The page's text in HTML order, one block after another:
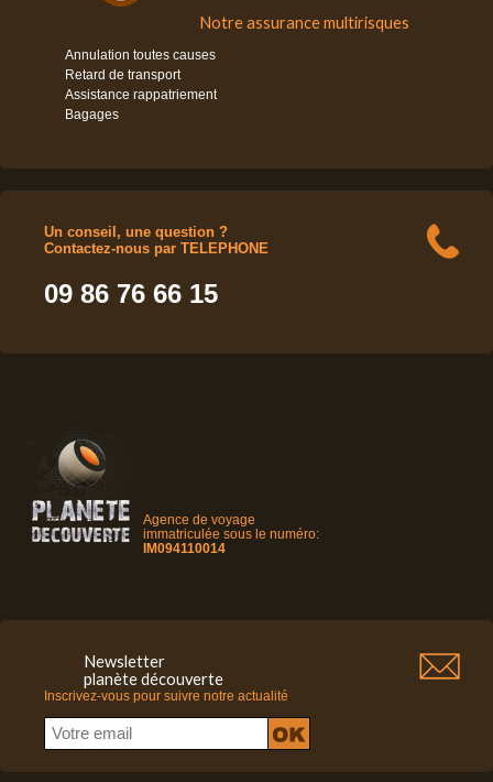
Notre assurance multirisques
Annulation toutes causes
Retard de transport
Assistance rappatriement
Bagages
Un conseil, une question ?
Contactez-nous par TELEPHONE
09 86 76 66 15
Agence de voyage
immatriculée sous le numéro:
IM094110014
Newsletter
planète découverte
Inscrivez-vous pour suivre notre actualité